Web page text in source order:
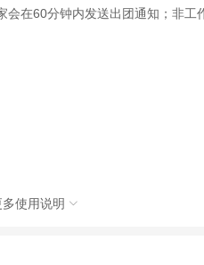
在60分钟内发送出团通知；非工
委托社及其有资质的地接社提供
多使用说明 